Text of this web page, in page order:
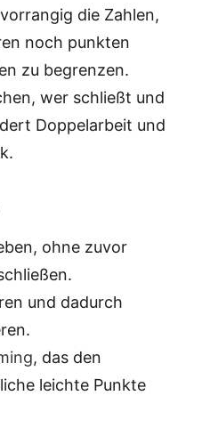
die Zahlen,
noch punkten
zu begrenzen.
wer schließt und
Doppelarbeit und
ohne zuvor
und dadurch
, das den
leichte Punkte